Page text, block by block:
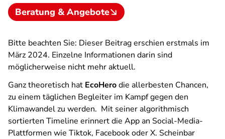
Beratung & Angebote
Bitte beachten Sie: Dieser Beitrag erschien erstmals im
März 2024. Einzelne Informationen darin sind
möglicherweise nicht mehr aktuell.
Ganz theoretisch hat EcoHerodie allerbesten Chancen,
zu einem täglichen Begleiter im Kampf gegen den
Klimawandel zu werden. Mit seiner algorithmisch
sortierten Timeline erinnert die App an Social-Media-
Plattformen wie Tiktok, Facebook oder X. Scheinbar